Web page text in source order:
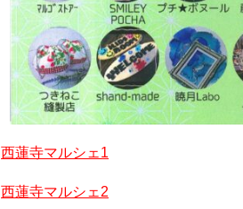
西蓮寺マルシェ1
西蓮寺マルシェ2